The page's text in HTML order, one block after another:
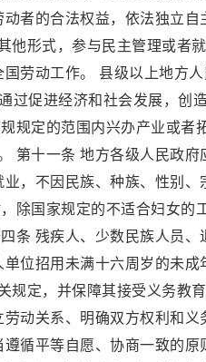
者的合法权益，依法独立自
形式，参与民主管理或者
劳动工作。 县级以上地方
过促进经济和社会发展，创
规定的范围内兴办产业或者
第十一条 地方各级人民政府
，不因民族、种族、性别、
除国家规定的不适合妇女的
条 残疾人、少数民族人员、
位招用未满十六周岁的未成
规定，并保障其接受义务教
动关系、明确双方权利和义
循平等自愿、协商一致的原